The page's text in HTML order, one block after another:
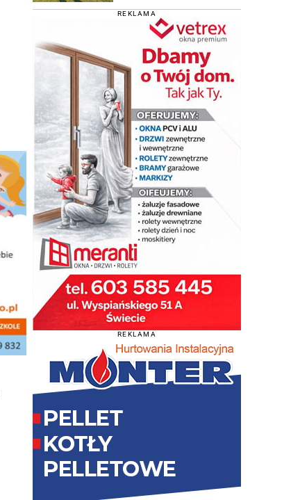
REKLAMA
REKLAMA